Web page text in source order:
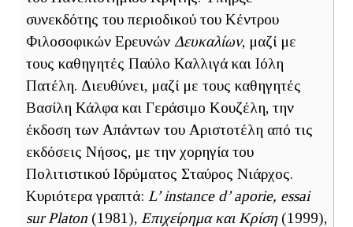
συνεκδότης του περιοδικού του Κέντρου
Φιλοσοφικών Ερευνών Δευκαλίων, μαζί με
τους καθηγητές Παύλο Καλλιγά και Ιόλη
Πατέλη. Διευθύνει, μαζί με τους καθηγητές
Βασίλη Κάλφα και Γεράσιμο Κουζέλη, την
έκδοση των Απάντων του Αριστοτέλη από τις
εκδόσεις Νήσος, με την χορηγία του
Πολιτιστικού Ιδρύματος Σταύρος Νιάρχος.
Κυριότερα γραπτά: L’ instance d’ aporie, essai
sur Platon (1981), Επιχείρημα και Κρίση(1999),